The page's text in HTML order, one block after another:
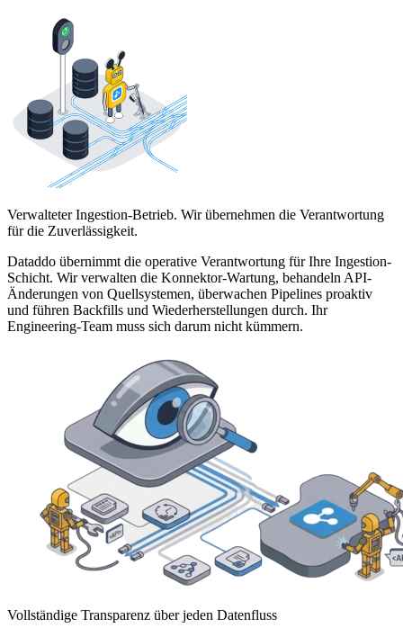
Verwalteter Ingestion-Betrieb. Wir übernehmen die Verantwortung
für die Zuverlässigkeit.
Dataddo übernimmt die operative Verantwortung für Ihre Ingestion-
Schicht. Wir verwalten die Konnektor-Wartung, behandeln API-
Änderungen von Quellsystemen, überwachen Pipelines proaktiv
und führen Backfills und Wiederherstellungen durch. Ihr
Engineering-Team muss sich darum nicht kümmern.
Vollständige Transparenz über jeden Datenfluss